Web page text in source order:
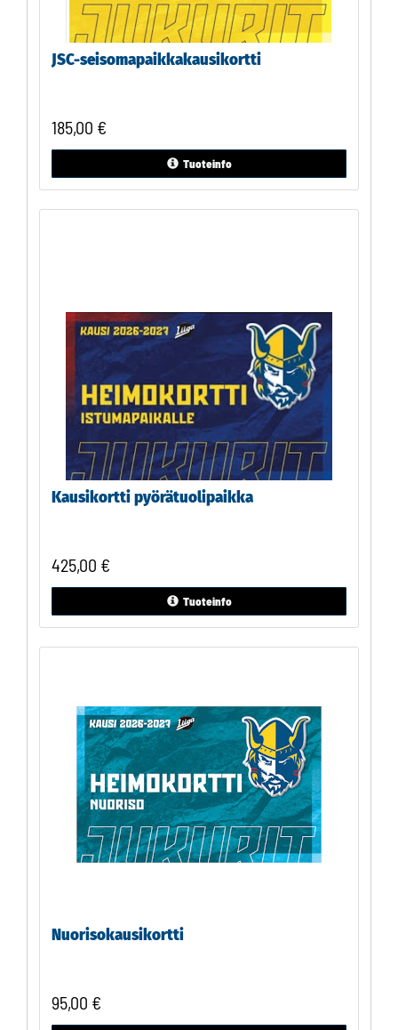
JSC-seisomapaikkakausikortti
185,00 €
Tuoteinfo
Kausikortti pyörätuolipaikka
425,00 €
Tuoteinfo
Nuorisokausikortti
95,00 €